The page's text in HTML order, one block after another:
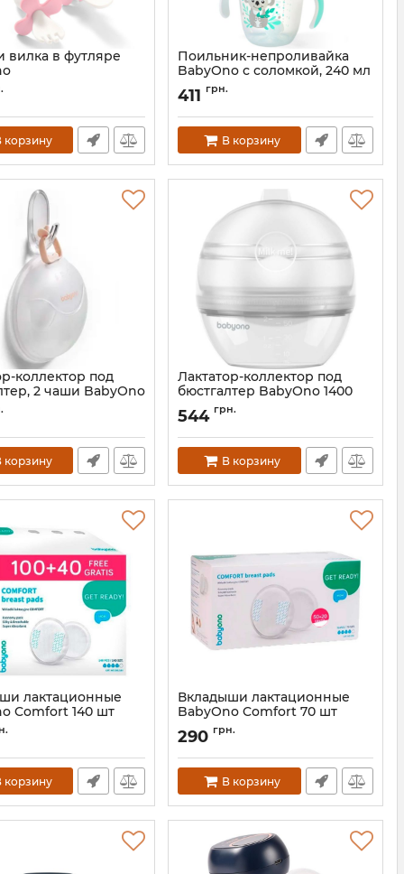
вилка в футляре
01
корзину
Поильник-непроливайка
BabyOno с соломкой, 240 мл
Артикул:1464/03
411 грн.
В корзину
коллектор под
2 чаши BabyOno
корзину
Лактатор-коллектор под
бюстгалтер BabyOno 1400
Артикул:8414108990
544 грн.
В корзину
лактационные
Comfort 140 шт
296/140
корзину
Вкладыши лактационные
BabyOno Comfort 70 шт
Артикул:296
290 грн.
В корзину